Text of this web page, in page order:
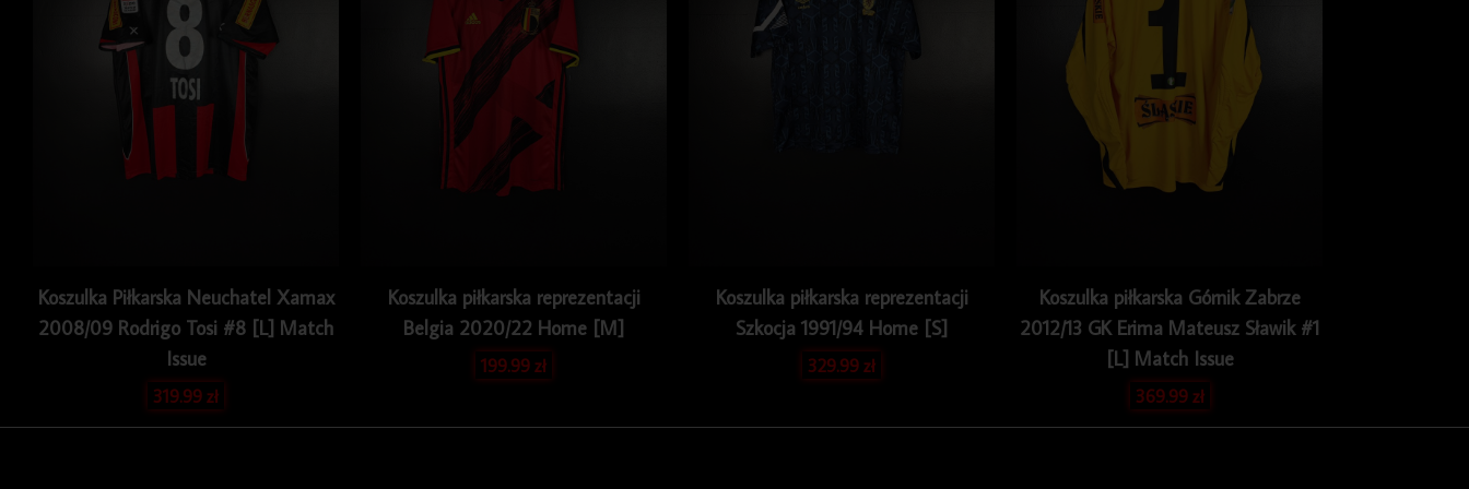
Koszulka Piłkarska Neuchatel Xamax
2008/09 Rodrigo Tosi #8 [L] Match
Issue
319.99zł
Koszulka piłkarska reprezentacji
Belgia 2020/22 Home [M]
199.99zł
Koszulka piłkarska reprezentacji
Szkocja 1991/94 Home [S]
329.99zł
Koszulka piłkarska Górnik Zabrze
2012/13 GK Erima Mateusz Sławik #1
[L] Match Issue
369.99zł